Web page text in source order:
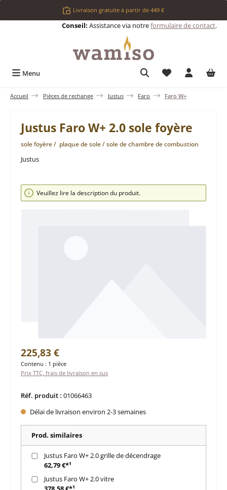
Passer au contenu principalLivraison gratuite à partir de 449 €
Conseil: Assistance via notreformulaire de contact.
Menu Vous avez 0
Accueil Pièces de rechange Justus Faro Faro W+
Justus Faro W+ 2.0 sole foyère
sole foyère / plaque de sole / sole de chambre de combustion
Justus
Ignorer la galerie d'images
Veuillez lire la description du produit.
Prix régulier :
225,83 €
Contenu : 1 pièce
Prix TTC, frais de livraison en sus
Réf. produit : 01066463
Délai de livraison environ 2-3 semaines
Prod. similaires
Justus Faro W+ 2.0 grille de décendrage
62,79 €*¹
Justus Faro W+ 2.0 vitre